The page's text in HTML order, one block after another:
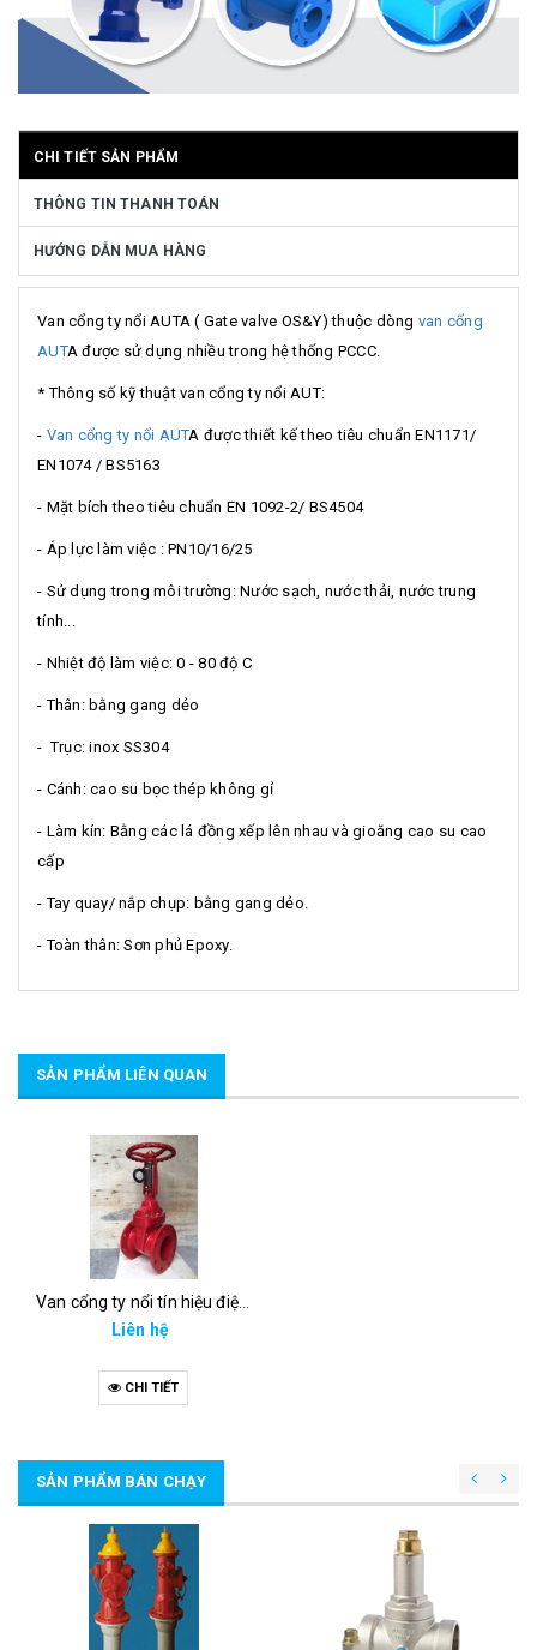
CHI TIẾT SẢN PHẨM
THÔNG TIN THANH TOÁN
HƯỚNG DẪN MUA HÀNG
Van cổng ty nổi AUTA ( Gate valve OS&Y) thuộc dòng van cổng
AUTA được sử dụng nhiều trong hệ thống PCCC.
* Thông số kỹ thuật van cổng ty nổi AUT:
- Van cổng ty nổi AUTA được thiết kế theo tiêu chuẩn EN1171/
EN1074 / BS5163
- Mặt bích theo tiêu chuẩn EN 1092-2/ BS4504
- Áp lực làm việc : PN10/16/25
- Sử dụng trong môi trường: Nước sạch, nước thải, nước trung
tính...
- Nhiệt độ làm việc: 0 - 80 độ C
- Thân: bằng gang dẻo
- Trục: inox SS304
- Cánh: cao su bọc thép không gỉ
- Làm kín: Bằng các lá đồng xếp lên nhau và gioăng cao su cao
cấp
- Tay quay/ nắp chụp: bằng gang dẻo.
- Toàn thân: Sơn phủ Epoxy.
SẢN PHẨM LIÊN QUAN
Van cổng ty nổi tín hiệu điện auta
Liên hệ
CHI TIẾT
SẢN PHẨM BÁN CHẠY